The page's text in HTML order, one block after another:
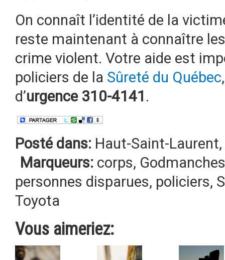
On connaît l’identité de la
reste maintenant à connaître
crime violent. Votre aide est
policiers de la Sûreté du Québec
d’urgence 310-4141 .
Posté dans: Haut-Saint-Laurent,
Marqueurs: corps,
personnes disparues, policiers,
Toyota
Vous aimeriez: